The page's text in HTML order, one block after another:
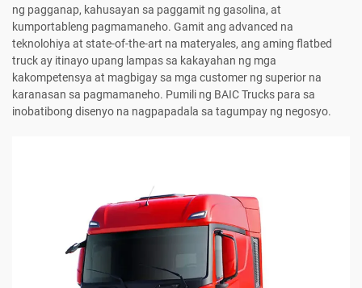
ng pagganap, kahusayan sa paggamit ng gasolina, at
kumportableng pagmamaneho. Gamit ang advanced na
teknolohiya at state-of-the-art na materyales, ang aming flatbed
truck ay itinayo upang lampas sa kakayahan ng mga
kakompetensya at magbigay sa mga customer ng superior na
karanasan sa pagmamaneho. Pumili ng BAIC Trucks para sa
inobatibong disenyo na nagpapadala sa tagumpay ng negosyo.